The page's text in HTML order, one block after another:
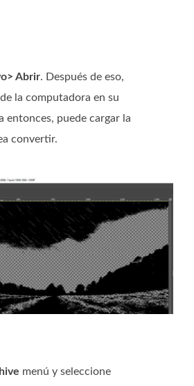
Abrir. Después de eso,
la computadora en su
entonces, puede cargar la
convertir.
menú y seleccione